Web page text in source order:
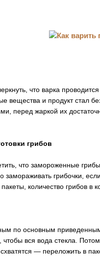
что варка
вещества и продукт стал
перед жаркой их
грибов
что замороженные
замораживать грибочки,
количество грибов в
по основным
чтобы вся вода стекла.
— переложить в